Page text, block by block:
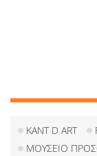
KANT D ART
ΜΟΥΣΕΙΟ